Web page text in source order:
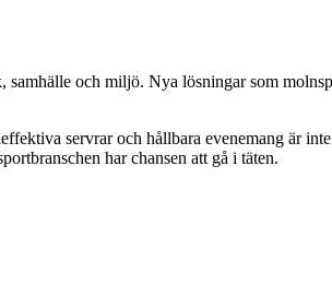
och miljö. Nya lösningar som
servrar och hållbara evenemang är
har chansen att gå i täten.